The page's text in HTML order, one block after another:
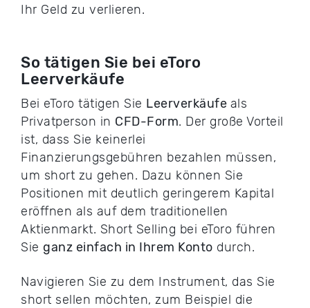
Ihr Geld zu verlieren.
So tätigen Sie bei eToro
Leerverkäufe
Bei eToro tätigen Sie Leerverkäufe als
Privatperson in CFD-Form. Der große Vorteil
ist, dass Sie keinerlei
Finanzierungsgebühren bezahlen müssen,
um short zu gehen. Dazu können Sie
Positionen mit deutlich geringerem Kapital
eröffnen als auf dem traditionellen
Aktienmarkt. Short Selling bei eToro führen
Sie ganz einfach in Ihrem Konto durch.
Navigieren Sie zu dem Instrument, das Sie
short sellen möchten, zum Beispiel die